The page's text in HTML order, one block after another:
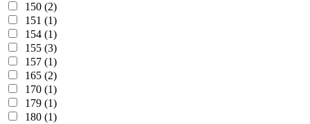
150 (2)
151 (1)
154 (1)
155 (3)
157 (1)
165 (2)
170 (1)
179 (1)
180 (1)